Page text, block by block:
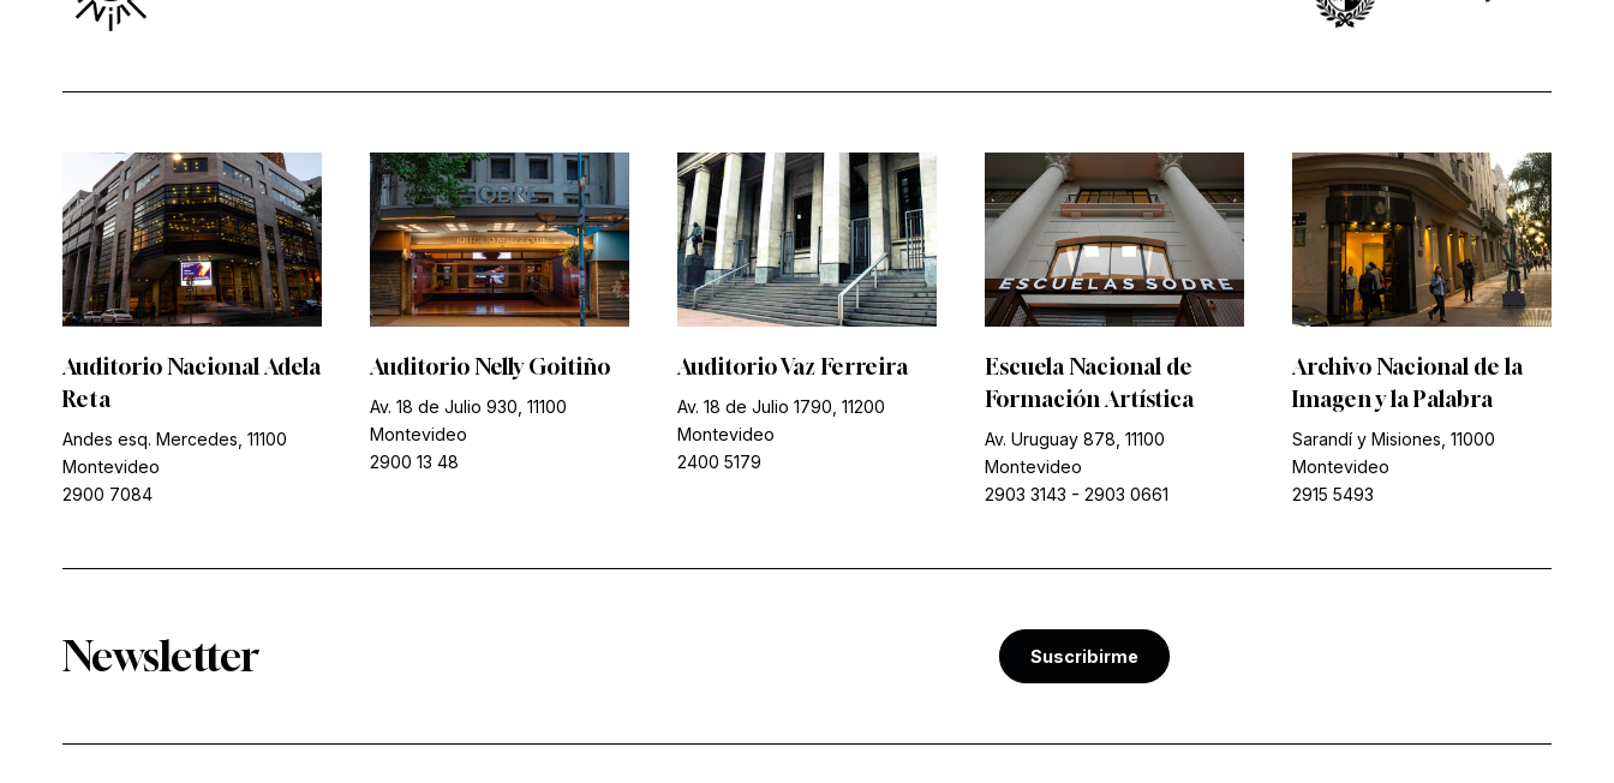
Auditorio Nacional Adela
Reta
Andes esq. Mercedes, 11100
Montevideo
2900 7084
Auditorio Nelly Goitiño
Av. 18 de Julio 930, 11100
Montevideo
2900 13 48
Auditorio Vaz Ferreira
Av. 18 de Julio 1790, 11200
Montevideo
2400 5179
Escuela Nacional de
Formación Artística
Av. Uruguay 878, 11100
Montevideo
2903 3143 - 2903 0661
Archivo Nacional de la
Imagen y la Palabra
Sarandí y Misiones, 11000
Montevideo
2915 5493
Newsletter Suscribirme